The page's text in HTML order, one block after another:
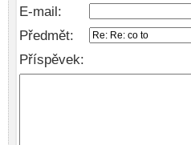
E-mail:
Předmět:
Příspěvek: